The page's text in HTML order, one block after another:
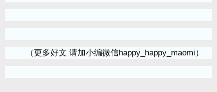
（更多好文 请加小编微信happy_happy_maomi）